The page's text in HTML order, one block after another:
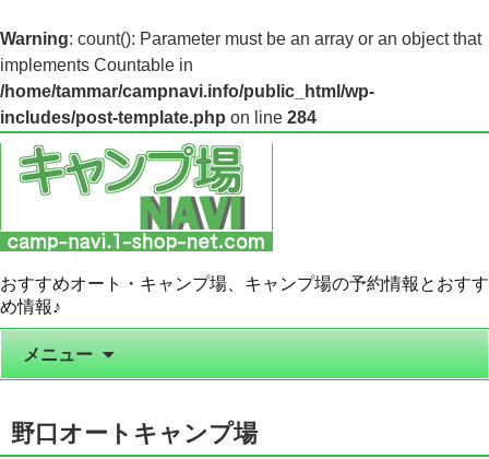
Warning: count(): Parameter must be an array or an object that
implements Countable in
/home/tammar/campnavi.info/public_html/wp-
includes/post-template.php on line 284
おすすめオート・キャンプ場、キャンプ場の予約情報とおすす
め情報♪
メニュー
野口オートキャンプ場